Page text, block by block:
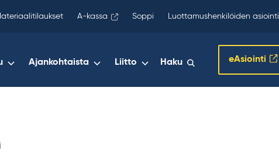
A-kassa Soppi Luottamushenkilöiden asiointi
Ajankohtaista Liitto Haku eAsiointi